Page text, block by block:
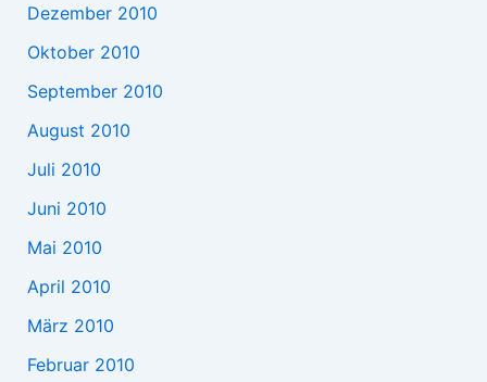
Dezember 2010
Oktober 2010
September 2010
August 2010
Juli 2010
Juni 2010
Mai 2010
April 2010
März 2010
Februar 2010